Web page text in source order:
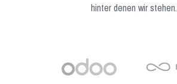
hinter denen wir stehen.